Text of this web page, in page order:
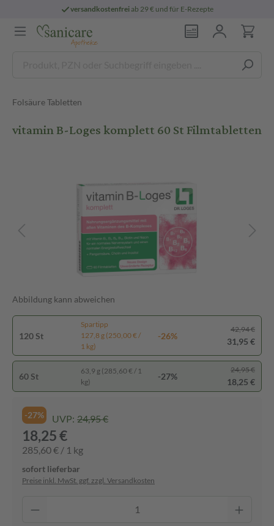
versandkostenfreiab 29 € und für E-Rezepte
Folsäure Tabletten
vitamin B-Loges komplett 60 St Filmtabletten
Abbildung kann abweichen
120 St
Spartipp
127,8 g (250,00 € /
1 kg)
-26%
42,94 €
31,95 €
60 St
63,9 g (285,60 € / 1
kg)
-27%
24,95 €
18,25 €
-27% UVP: 24,95 €
18,25 €
285,60 € / 1 kg
sofort lieferbar
Preise inkl. MwSt. ggf. zzgl. Versandkosten